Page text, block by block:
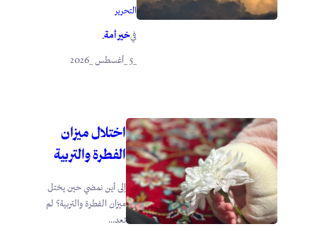
التحرير
فيخير أمة.
_5 _أغسطس _2026
اختلال ميزان
الفطرة والتربية
إلى أين نمضي حين يختل
ميزان الفطرة والتربية؟ لم
تعد...